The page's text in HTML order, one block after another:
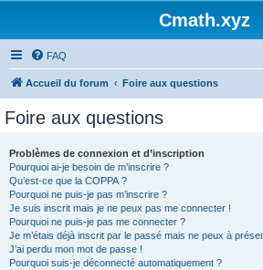
Cmath.xyz
FAQ
Accueil du forum Foire aux questions
Foire aux questions
Problèmes de connexion et d’inscription
Pourquoi ai-je besoin de m’inscrire ?
Qu’est-ce que la COPPA ?
Pourquoi ne puis-je pas m’inscrire ?
Je suis inscrit mais je ne peux pas me connecter !
Pourquoi ne puis-je pas me connecter ?
Je m’étais déjà inscrit par le passé mais ne peux à
J’ai perdu mon mot de passe !
Pourquoi suis-je déconnecté automatiquement ?